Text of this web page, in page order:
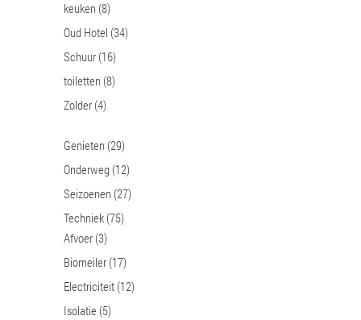
keuken (8)
Oud Hotel (34)
Schuur (16)
toiletten (8)
Zolder (4)
Genieten (29)
Onderweg (12)
Seizoenen (27)
Techniek (75)
Afvoer (3)
Biomeiler (17)
Electriciteit (12)
Isolatie (5)